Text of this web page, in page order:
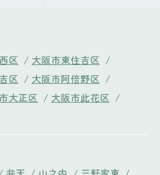
区 / 大阪市東住吉区 /
区 / 大阪市阿倍野区 /
大正区 / 大阪市此花区 /